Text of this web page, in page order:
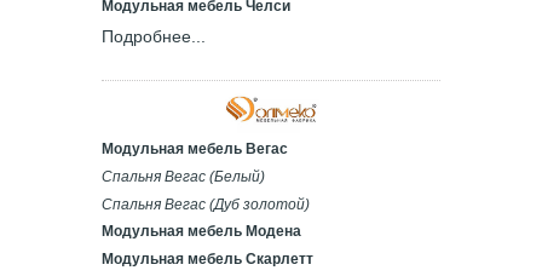
Модульная мебель Челси
Подробнее...
Модульная мебель Вегас
Спальня Вегас (Белый)
Спальня Вегас (Дуб золотой)
Модульная мебель Модена
Модульная мебель Скарлетт